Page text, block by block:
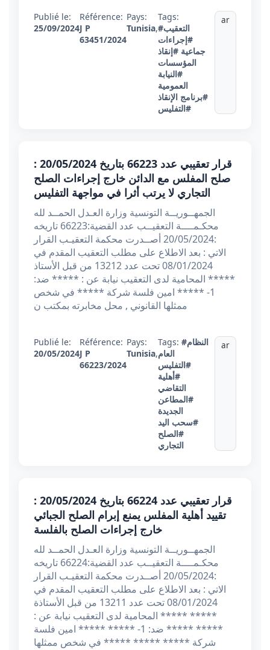
Publié le:
25/09/2024
Référence:
J P
63451/2024
Pays:
Tunisia,
Tags:
#التعقيب
#إجراءات
جماعية #إنقاذ
المؤسسات
#النيابة
العمومية
#برنامج الإنقاذ
#التفليس
ar
قرار تعقيبي عدد 66223 بتاريخ 20/05/2024 :
صلح المفلس مع الدائن خارج إجراءات الصلح
التجاري لا يرتب أثرا في مواجهة التفليس
الجمهــوريــة التونسية وزارة العـدل الحمــد لله
محكـمــــة التعقيــب عدد القضية:66223 تاريخه
:20/05/2024 أصــدرت محكمة التعقيـب القرار
الاتي : بعد الاطلاع على مطلب التعقيب المقدم في
08/01/2024 تحت عدد 13212 من قبل الأستاذ
***** المحامية لدى التعقيب نيابة عن : ***** ضد:
1- ***** امين فلسة شركة ***** في شخص
ممثلها القانوني , محل مخابرته بمكتب ن
Publié le:
20/05/2024
Référence:
J P
66223/2024
Pays:
Tunisia,
Tags: #النظام
العام
#التفليس
#أهلية
التقاضي
#المطاعن
الجديدة
#سحب اليد
#الصلح
التجاري
ar
قرار تعقيبي عدد 66224 بتاريخ 20/05/2024 :
تقييد أهلية المفلس يمنع إبرام الصلح الجبائي
خارج إجراءات الصلح بالفلسة
الجمهــوريــة التونسية وزارة العـدل الحمــد لله
محكـمــــة التعقيــب عدد القضية:66224 تاريخه
:20/05/2024 أصــدرت محكمة التعقيـب القرار
الاتي : بعد الاطلاع على مطلب التعقيب المقدم في
08/01/2024 تحت عدد 13211 من قبل الأستاذة
***** ***** المحامية لدى التعقيب نيابة عن :
***** ***** ضد: 1- ***** ***** امين فلسة
شركة ***** ***** ***** في شخص ممثلها